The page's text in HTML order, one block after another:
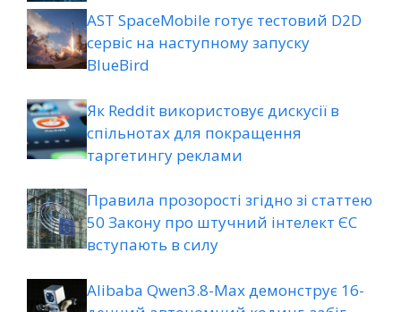
AST SpaceMobile готує тестовий D2D
сервіс на наступному запуску
BlueBird
Як Reddit використовує дискусії в
спільнотах для покращення
таргетингу реклами
Правила прозорості згідно зі статтею
50 Закону про штучний інтелект ЄС
вступають в силу
Alibaba Qwen3.8-Max демонструє 16-